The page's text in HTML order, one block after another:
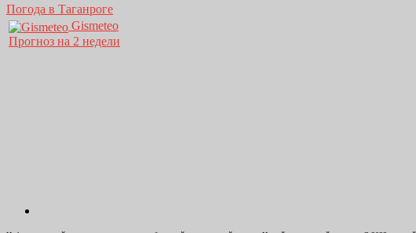
Погода в Таганроге
Gismeteo
Прогноз на 2 недели